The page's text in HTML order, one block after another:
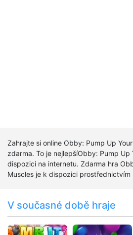
Zahrajte si online Obby: Pump Up
zdarma. To je nejlepšíObby: Pump Up
dispozici na internetu. Zdarma hra
Muscles je k dispozici
V současné době hraje